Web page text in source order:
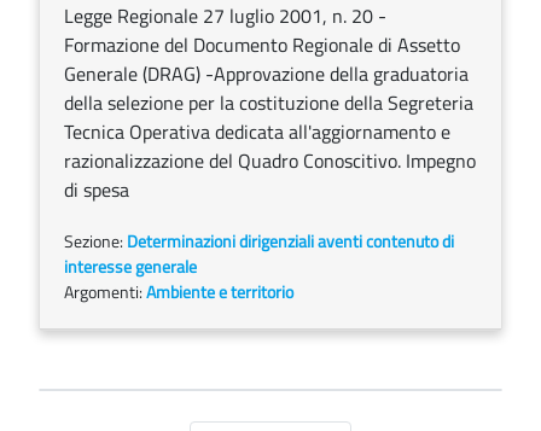
Legge Regionale 27 luglio 2001, n. 20 -
Formazione del Documento Regionale di Assetto
Generale (DRAG) -Approvazione della graduatoria
della selezione per la costituzione della Segreteria
Tecnica Operativa dedicata all'aggiornamento e
razionalizzazione del Quadro Conoscitivo. Impegno
di spesa
Sezione: Determinazioni dirigenziali aventi contenuto di
interesse generale
Argomenti:Ambiente e territorio